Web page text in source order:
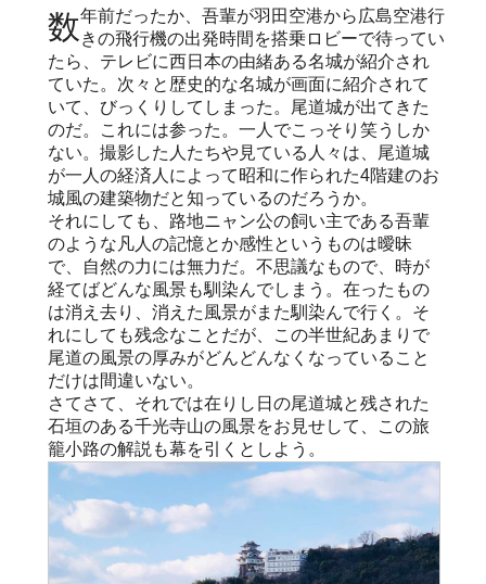
数年前だったか、吾輩が羽田空港から広島空港行 きの飛行機の出発時間を搭乗ロビーで待ってい
たら、テレビに西日本の由緒ある名城が紹介され
ていた。次々と歴史的な名城が画面に紹介されて
いて、びっくりしてしまった。尾道城が出てきた
のだ。これには参った。一人でこっそり笑うしか
ない。撮影した人たちや見ている人々は、尾道城
が一人の経済人によって昭和に作られた4階建のお
城風の建築物だと知っているのだろうか。
それにしても、路地ニャン公の飼い主である吾輩
のような凡人の記憶とか感性というものは曖昧
で、自然の力には無力だ。不思議なもので、時が
経てばどんな風景も馴染んでしまう。在ったもの
は消え去り、消えた風景がまた馴染んで行く。そ
れにしても残念なことだが、この半世紀あまりで
尾道の風景の厚みがどんどんなくなっていること
だけは間違いない。
さてさて、それでは在りし日の尾道城と残された
石垣のある千光寺山の風景をお見せして、この旅
籠小路の解説も幕を引くとしよう。